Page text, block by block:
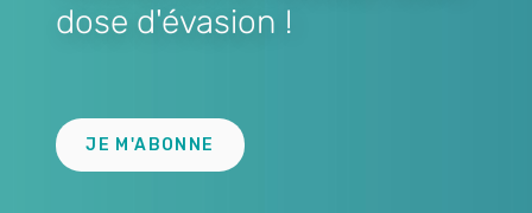
dose d'évasion !
JE M'ABONNE